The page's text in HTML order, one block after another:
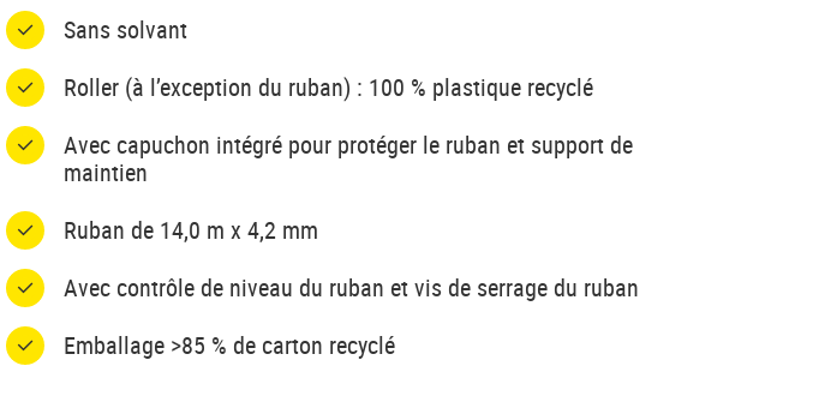
Sans solvant
Roller (à l’exception du ruban) : 100 % plastique recyclé
Avec capuchon intégré pour protéger le ruban et support de
maintien
Ruban de 14,0 m x 4,2 mm
Avec contrôle de niveau du ruban et vis de serrage du ruban
Emballage >85 % de carton recyclé